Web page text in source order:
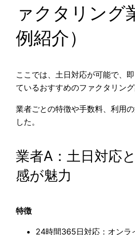
ァクタリング
例紹介）
ここでは、土日対応が可能で、
ているおすすめのファクタリング
業者ごとの特徴や手数料、利用
した。
業者A：土日対応
感が魅力
特徴
24時間365日対応：オンラ